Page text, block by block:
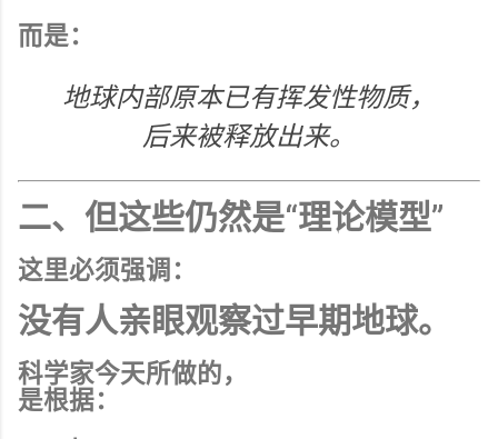
而是：
地球内部原本已有挥发性物质，
后来被释放出来。
二、但这些仍然是“理论模型”
这里必须强调：
没有人亲眼观察过早期地球。
科学家今天所做的，
是根据：